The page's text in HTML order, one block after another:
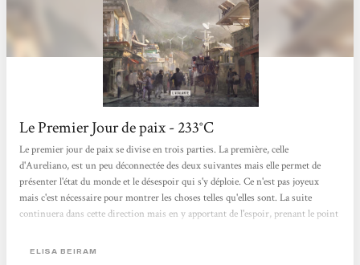
Le Premier Jour de paix - 233°C
Le premier jour de paix se divise en trois parties. La première, celle
d'Aureliano, est un peu déconnectée des deux suivantes mais elle permet de
présenter l'état du monde et le désespoir qui s'y déploie. Ce n'est pas joyeux
mais c'est nécessaire pour montrer les choses telles qu'elles sont. La suite
continuera dans cette direction mais en y apportant de l'espoir, prenant le point
finale, c'est la paix. Le premier jour de paix est un ouvrage qui a à la fois des airs
ELISA BEIRAM